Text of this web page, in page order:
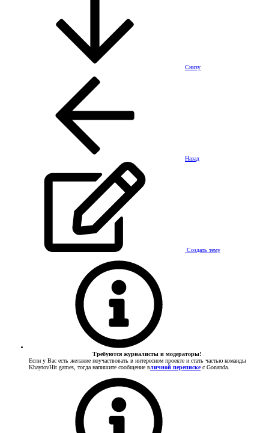
Снизу
Назад
Создать тему
Требуются журналисты и модераторы!
Если у Вас есть желание поучаствовать в интересном проекте и стать частью команды
KhaytovHit games, тогда напишите сообщение вличной перепискес Gonanda.